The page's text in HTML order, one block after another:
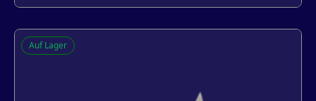
Q-lon verstektang voor knippen Q-
Auf Lager